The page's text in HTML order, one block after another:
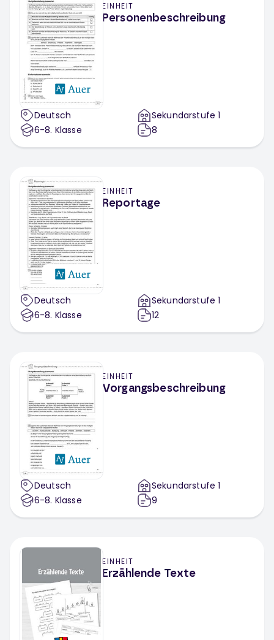
EINHEIT
Personenbeschreibung
Deutsch
6-8. Klasse
Sekundarstufe 1
8
EINHEIT
Reportage
Deutsch
6-8. Klasse
Sekundarstufe 1
12
EINHEIT
Vorgangsbeschreibung
Deutsch
6-8. Klasse
Sekundarstufe 1
9
EINHEIT
Erzählende Texte